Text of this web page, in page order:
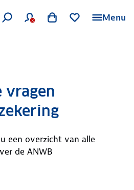
Menu
vragen
een overzicht van alle
de ANWB